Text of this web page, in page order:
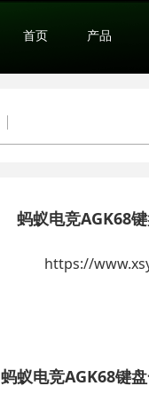
首页 产品
蚂蚁电竞AGK68
https://
蚂蚁电竞AGK68键盘